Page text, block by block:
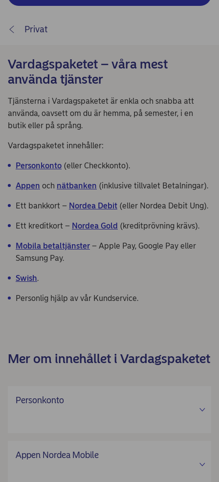
Privat
Vardagspaketet – våra mest
använda tjänster
Tjänsterna i Vardagspaketet är enkla och snabba att
använda, oavsett om du är hemma, på semester, i en
butik eller på språng.
Vardagspaketet innehåller:
Personkonto (eller Checkkonto).
Appen och nätbanken (inklusive tillvalet Betalningar).
Ett bankkort – Nordea Debit (eller Nordea Debit Ung).
Ett kreditkort – Nordea Gold (kreditprövning krävs).
Mobila betaltjänster – Apple Pay, Google Pay eller
Samsung Pay.
Swish.
Personlig hjälp av vår Kundservice.
Mer om innehållet i Vardagspaketet
Personkonto
Appen Nordea Mobile